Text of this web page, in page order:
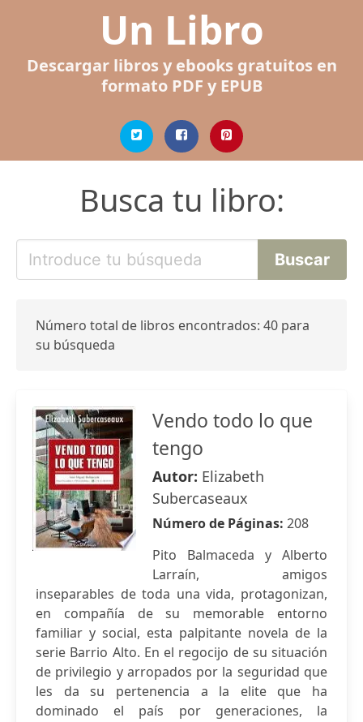
Un Libro
Descargar libros y ebooks gratuitos en
formato PDF y EPUB
Busca tu libro:
Número total de libros encontrados: 40 para
su búsqueda
Vendo todo lo que
tengo
Autor: Elizabeth
Subercaseaux
Número de Páginas: 208
Pito Balmaceda y Alberto
Larraín, amigos
inseparables de toda una vida, protagonizan,
en compañía de su memorable entorno
familiar y social, esta palpitante novela de la
serie Barrio Alto. En el regocijo de su situación
de privilegio y arropados por la seguridad que
les da su pertenencia a la elite que ha
dominado el país por generaciones, la